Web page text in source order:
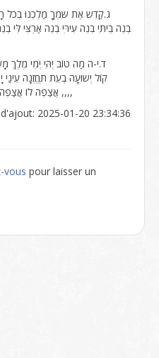
ג.קַדֵש אֶת שִּמְךָ מַלְכֵנוּ בְכֹל
ד.י-ה מַה טוֹב יְהִּי יְמֵי מֶלֶךְ
קוֹל יְשוּעָה בְעֵת תֶּחֱזֶנָה
אֲצַפֶה לוֹ אֲצַפֶה בְכֹל עֵת אַלְפֵי שָנָה לַמָשִּיחַ הַגוֹאֵל ,,,,
2025-01-20 23:34:36
vous pour laisser un